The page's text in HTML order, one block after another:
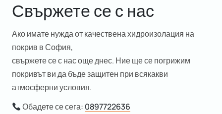
Свържете се с нас
Ако имате нужда откачествена хидроизолация на
покрив в София,
свържете се с нас още днес. Ние ще се погрижим
покривът ви да бъде защитен при всякакви
атмосферни условия.
Обадете се сега: 0897722636